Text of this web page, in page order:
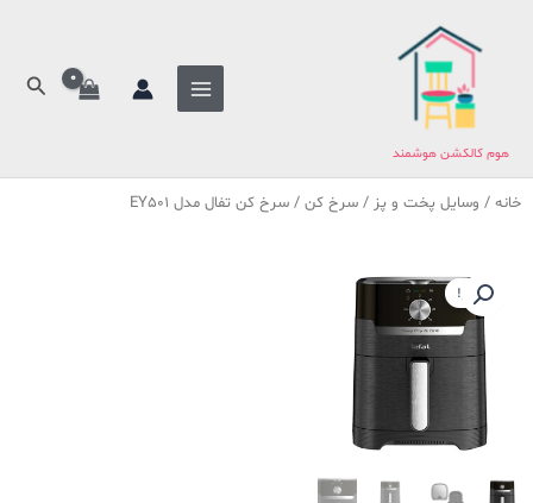
هوم کالکشن هوشمند
خانه / وسایل پخت و پز / سرخ کن / سرخ کن تفال مدل EY501
حراج!